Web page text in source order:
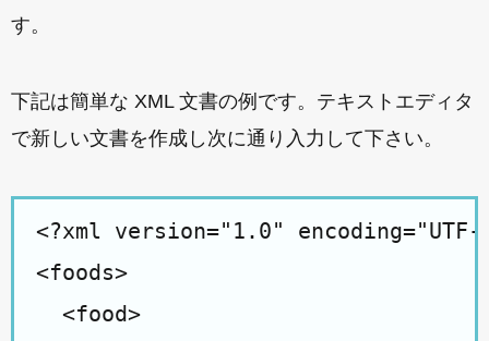
す。
下記は簡単な XML 文書の例です。テキストエディタ
で新しい文書を作成し次に通り入力して下さい。
<?xml version="1.0"
<foods>
  <food>